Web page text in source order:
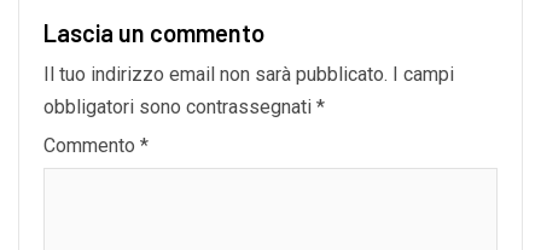
Lascia un commento
Il tuo indirizzo email non sarà pubblicato.
I campi
obbligatori sono contrassegnati *
Commento *